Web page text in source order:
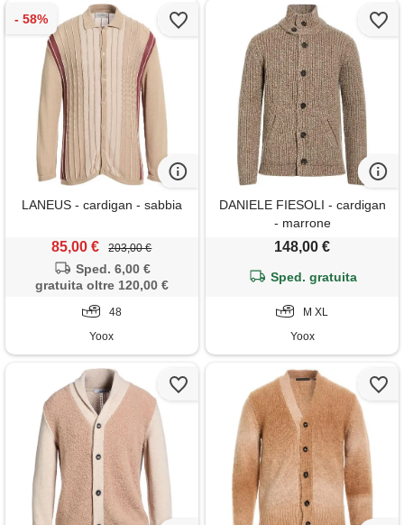
LANEUS - cardigan - sabbia
85,00 € 203,00 €
Sped. 6,00 €
gratuita oltre 120,00 €
48
Yoox
DANIELE FIESOLI - cardigan
- marrone
148,00 €
Sped. gratuita
M XL
Yoox